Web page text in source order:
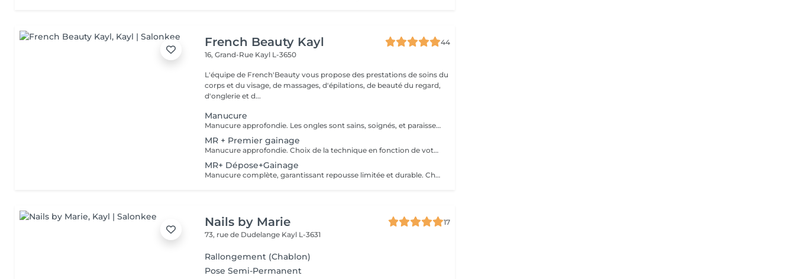
French Beauty Kayl
44
16, Grand-Rue Kayl L-3650
L'équipe de French'Beauty vous propose des prestations de soins du
corps et du visage, de massages, d'épilations, de beauté du regard,
d'onglerie et d...
Manucure
Manucure approfondie. Les ongles sont sains, soignés, et paraissent plus longs. Vernis soin et Massage des mains.
MR + Premier gainage
Manucure approfondie. Choix de la technique en fonction de votre type d'ongle.
MR+ Dépose+Gainage
Manucure complète, garantissant repousse limitée et durable. Choix de la technique de remplissage en fonction de votre type d'ongle.
Nails by Marie
17
73, rue de Dudelange Kayl L-3631
Rallongement (Chablon)
Pose Semi-Permanent